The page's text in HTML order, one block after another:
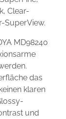
Clear-
SuperView.
MD98240
das
klaren
und